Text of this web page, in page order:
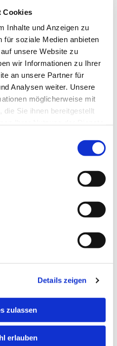
Cookies
Inhalte und Anzeigen zu
für soziale Medien anbieten
unsere Website zu
wir Informationen zu Ihrer
an unsere Partner für
Analysen weiter. Unsere
möglicherweise mit
die Sie ihnen bereitgestellt
Details zeigen
zulassen
erlauben
der Stadtmauer und
zu den Mauern in
Weg lädt ein,
und neue
Sie auch